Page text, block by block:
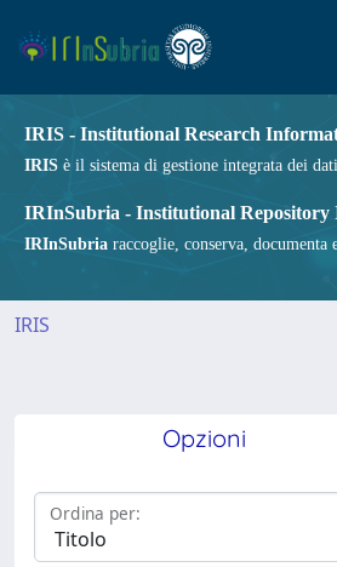
IRIS - Institutional Research
IRIS è il sistema di gestione integrata dei
IRInSubria - Institutional Repository
IRInSubria raccoglie, conserva,
IRIS
Opzioni
Ordina per: